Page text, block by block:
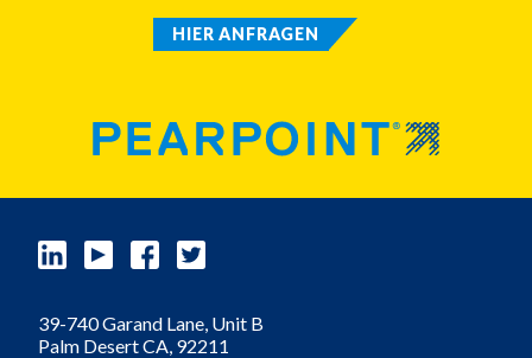
HIER ANFRAGEN
39-740 Garand Lane, Unit B
Palm DesertCA, 92211